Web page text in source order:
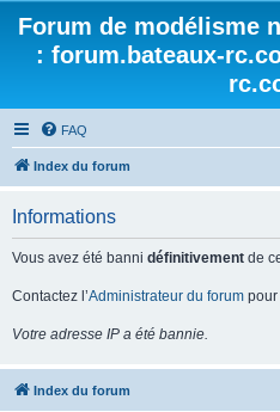
Forum de modélisme
: forum.bateaux-
FAQ
Index du forum
Informations
Vous avez été banni définitivement de
Contactez l’Administrateur du forum pour
Votre adresse IP a été bannie.
Index du forum